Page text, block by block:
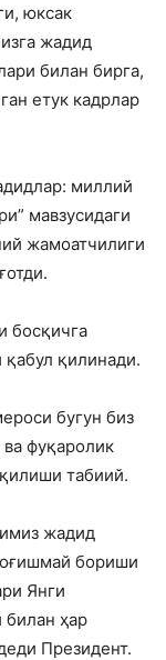
юксак
жадид
билан бирга,
етук кадрлар
миллий
мавзусидаги
жамоатчилиги
босқичга
қилинади.
бугун биз
ва фуқаролик
табиий.
жадид
оғишмай бориши
Янги
билан ҳар
Президент.